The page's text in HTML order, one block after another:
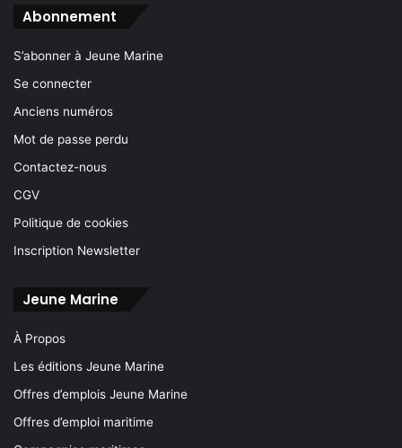
Abonnement
S’abonner à Jeune Marine
Se connecter
Anciens numéros
Mot de passe perdu
Contactez-nous
CGV
Politique de cookies
Inscription Newsletter
Jeune Marine
À Propos
Les éditions Jeune Marine
Offres d’emplois Jeune Marine
Offres d’emploi maritime